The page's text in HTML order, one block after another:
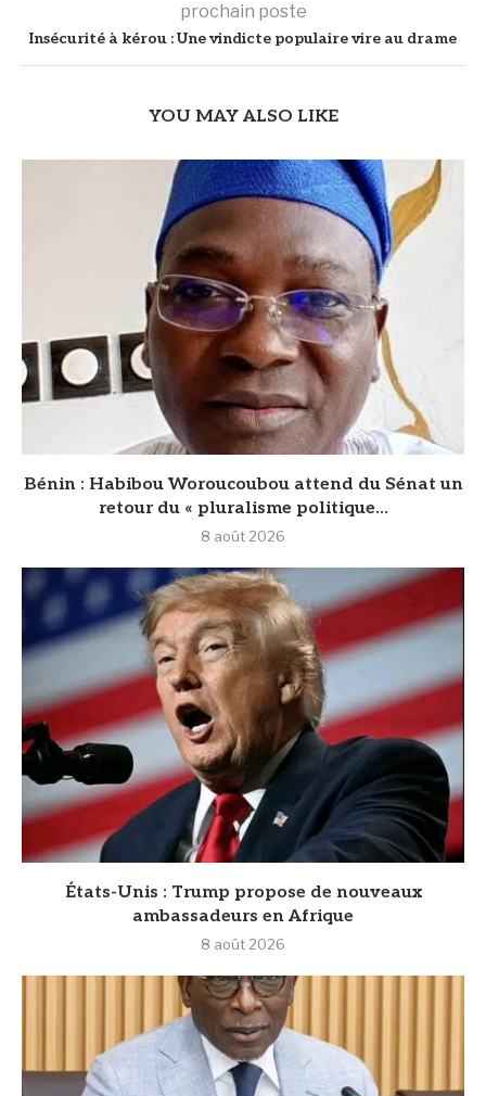
prochain poste
Insécurité à kérou : Une vindicte populaire vire au drame
YOU MAY ALSO LIKE
Bénin : Habibou Woroucoubou attend du Sénat un
retour du « pluralisme politique...
8 août 2026
États-Unis : Trump propose de nouveaux
ambassadeurs en Afrique
8 août 2026